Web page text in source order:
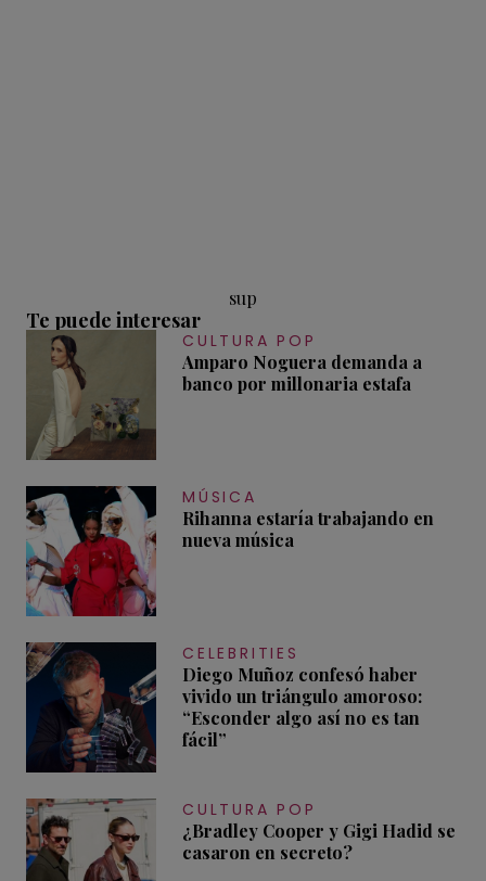
sup
Te puede interesar
CULTURA POP
Amparo Noguera demanda a
banco por millonaria estafa
MÚSICA
Rihanna estaría trabajando en
nueva música
CELEBRITIES
Diego Muñoz confesó haber
vivido un triángulo amoroso:
“Esconder algo así no es tan
fácil”
CULTURA POP
¿Bradley Cooper y Gigi Hadid se
casaron en secreto?